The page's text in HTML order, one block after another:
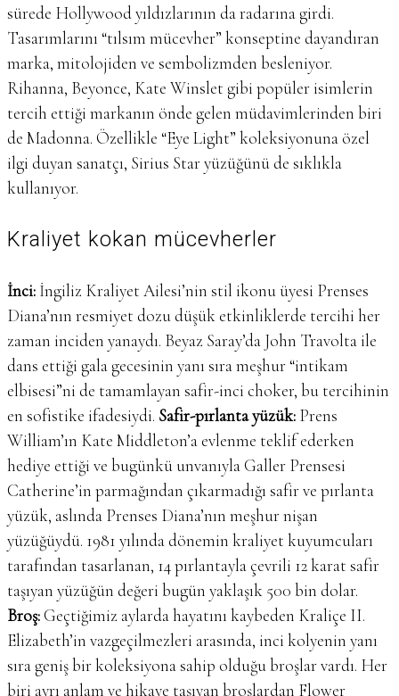
sürede Hollywood yıldızlarının da radarına girdi.
Tasarımlarını “tılsım mücevher” konseptine dayandıran
marka, mitolojiden ve sembolizmden besleniyor.
Rihanna, Beyonce, Kate Winslet gibi popüler isimlerin
tercih ettiği markanın önde gelen müdavimlerinden biri
de Madonna. Özellikle “Eye Light” koleksiyonuna özel
ilgi duyan sanatçı, Sirius Star yüzüğünü de sıklıkla
kullanıyor.
Kraliyet kokan mücevherler
İnci: İngiliz Kraliyet Ailesi’nin stil ikonu üyesi Prenses
Diana’nın resmiyet dozu düşük etkinliklerde tercihi her
zaman inciden yanaydı. Beyaz Saray’da John Travolta ile
dans ettiği gala gecesinin yanı sıra meşhur “intikam
elbisesi”ni de tamamlayan safir-inci choker, bu tercihinin
en sofistike ifadesiydi. Safir-pırlantayüzük: Prens
William’ın Kate Middleton’a evlenme teklif ederken
hediye ettiği ve bugünkü unvanıyla Galler Prensesi
Catherine’in parmağından çıkarmadığı safir ve pırlanta
yüzük, aslında Prenses Diana’nın meşhur nişan
yüzüğüydü. 1981 yılında dönemin kraliyet kuyumcuları
tarafından tasarlanan, 14 pırlantayla çevrili 12 karat safir
taşıyan yüzüğün değeri bugün yaklaşık 500 bin dolar.
Broş:Geçtiğimiz aylarda hayatını kaybeden Kraliçe II.
Elizabeth’in vazgeçilmezleri arasında, inci kolyenin yanı
sıra geniş bir koleksiyona sahip olduğu broşlar vardı. Her
biri ayrı anlam ve hikaye taşıyan broşlardan Flower